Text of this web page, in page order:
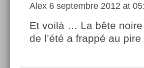
Alex 6 septembre 2012 at
Et voilà … La bête noire
de l’été a frappé au